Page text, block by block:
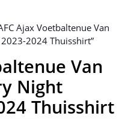
Ajax Voetbaltenue Van
2024 Thuisshirt”
Van
Night
Thuisshirt